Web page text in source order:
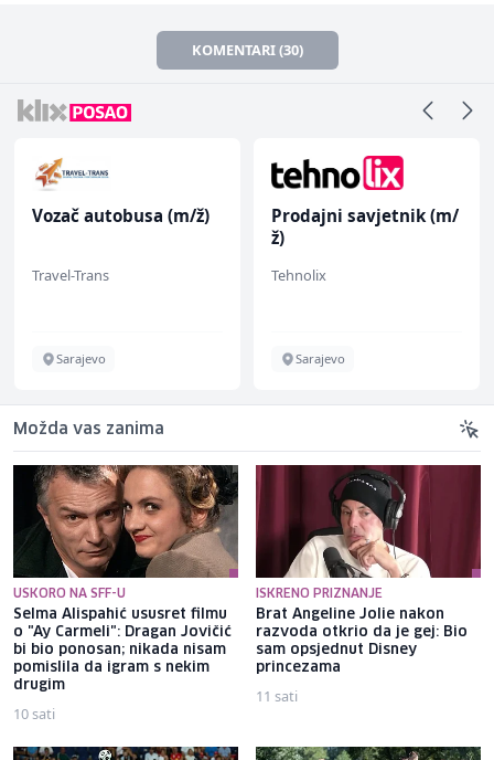
KOMENTARI (30)
Vozač autobusa (m/ž)
Travel-Trans
Sarajevo
Prodajni savjetnik (m/
ž)
Tehnolix
Sarajevo
Možda vas zanima
USKORO NA SFF-U
Selma Alispahić ususret filmu
o "Ay Carmeli": Dragan Jovičić
bi bio ponosan; nikada nisam
pomislila da igram s nekim
drugim
10 sati
ISKRENO PRIZNANJE
Brat Angeline Jolie nakon
razvoda otkrio da je gej: Bio
sam opsjednut Disney
princezama
11 sati